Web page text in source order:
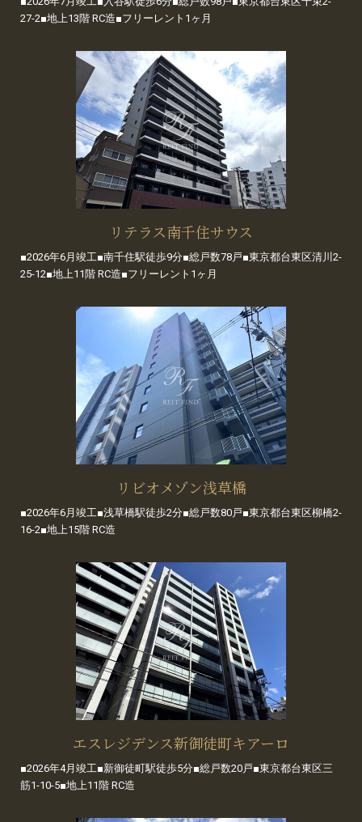
27-2■地上13階 RC造■フリーレント1ヶ月
リテラス南千住サウス
■2026年6月竣工■南千住駅徒歩9分■総戸数78戸■東京都台東区清川2-
25-12■地上11階 RC造■フリーレント1ヶ月
リビオメゾン浅草橋
■2026年6月竣工■浅草橋駅徒歩2分■総戸数80戸■東京都台東区柳橋2-
16-2■地上15階 RC造
エスレジデンス新御徒町キアーロ
■2026年4月竣工■新御徒町駅徒歩5分■総戸数20戸■東京都台東区三
筋1-10-5■地上11階 RC造